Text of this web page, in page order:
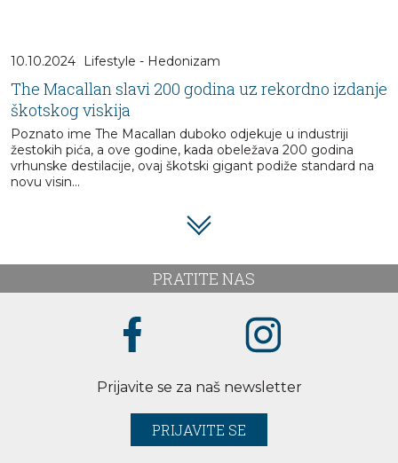
10.10.2024 Lifestyle - Hedonizam
The Macallan slavi 200 godina uz rekordno izdanje
škotskog viskija
Poznato ime The Macallan duboko odjekuje u industriji
žestokih pića, a ove godine, kada obeležava 200 godina
vrhunske destilacije, ovaj škotski gigant podiže standard na
novu visin...
PRATITE NAS
Prijavite se za naš newsletter
PRIJAVITE SE